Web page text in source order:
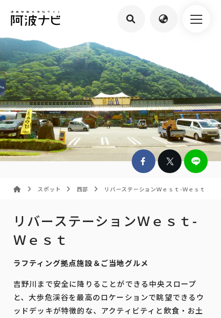
スポット 西部 リバーステーションＷｅｓｔ-Ｗｅｓｔ
リバーステーションＷｅｓｔ-
Ｗｅｓｔ
ラフティング拠点施設＆ご当地グルメ
吉野川まで安全に降りることができる中央スロープ
と、大歩危渓谷を最高のロケーションで眺望できるウ
ッドデッキが特徴的な、アクティビティと飲食・お土